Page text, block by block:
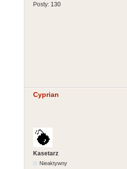
Posty: 130
Cyprian
Kasetarz
Nieaktywny